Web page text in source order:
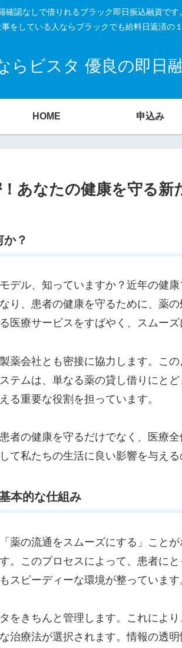
認なしで借りれるブラック即日振込融資で
事をしている人ならブラックでも給料日返済の
ビスタ 優良の即日
HOME 申込み
あなたの健康を守る新
？
デル、知っていますか？近年の健
り、患者の健康を守るために、薬
医療サービスをすばやく、スムー
薬会社とも密接に協力します。こ
テムは、単なる薬の貸し借りにと
る重要な役割を担っています。
者の健康を守るだけでなく、医療
て私たちの生活に良い影響を与え
本的な仕組み
薬の流通をスムーズにする」こと
。このプロセスによって、患者に
スピーディーな環境が整っています
をきちんと管理します。これによ
治療法が選択されます。情報の透